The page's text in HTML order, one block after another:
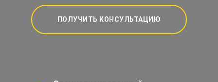
ПОЛУЧИТЬ КОНСУЛЬТАЦИЮ